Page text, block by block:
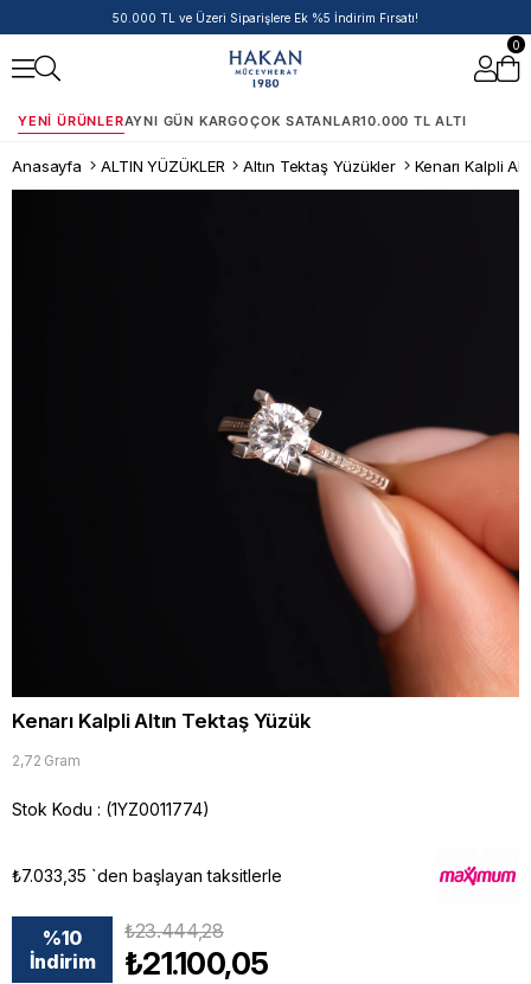
14 Ayar Ürünlerde Havale/EFT İndirimi
0
YENI ÜRÜNLERAYNI GÜN KARGOÇOK SATANLAR10.000 TL ALTI
Anasayfa ALTIN YÜZÜKLER Altın Tektaş Yüzükler Kenarı Kalpli
Kenarı Kalpli Altın Tektaş Yüzük
2,72 Gram
Stok Kodu (1YZ0011774)
₺7.033,35 `den başlayan taksitlerle
%10
İndirim
₺23.444,28
₺21.100,05